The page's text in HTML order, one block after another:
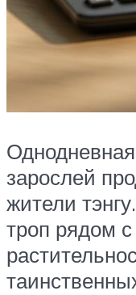
зарослей
жители
троп рядом